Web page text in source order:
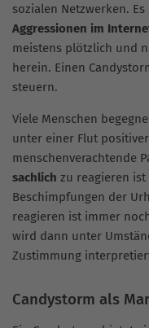
sozialen Netzwerken.
Aggressionen im
meistens plötzlich und
herein. Einen
steuern.
Viele Menschen
unter einer Flut
menschenverachtende
sachlich zu reagieren
Beschimpfungen der
reagieren ist immer
wird dann unter
Zustimmung
Candystorm als